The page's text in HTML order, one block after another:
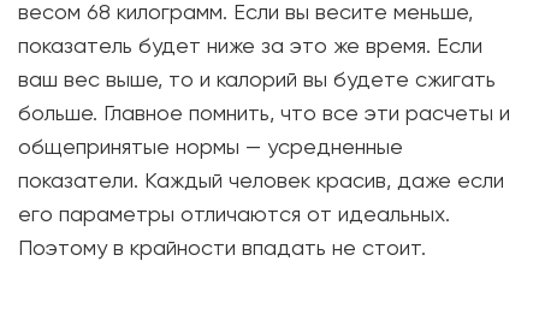
весом 68 килограмм. Если вы весите меньше,
показатель будет ниже за это же время. Если
ваш вес выше, то и калорий вы будете сжигать
больше. Главное помнить, что все эти расчеты и
общепринятые нормы — усредненные
показатели. Каждый человек красив, даже если
его параметры отличаются от идеальных.
Поэтому в крайности впадать не стоит.